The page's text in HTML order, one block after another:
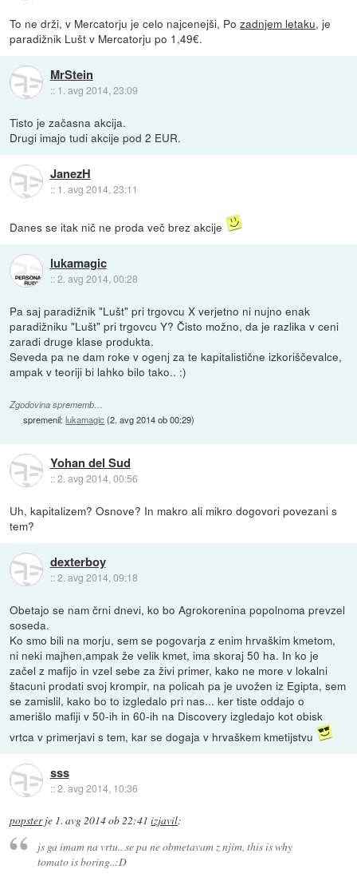
To ne drži, v Mercatorju je celo najcenejši, Pozadnjem letaku, je
paradižnik Lušt v Mercatorju po 1,49€.
MrStein
:: 1. avg 2014, 23:09
Tisto je začasna akcija.
Drugi imajo tudi akcije pod 2 EUR.
JanezH
:: 1. avg 2014, 23:11
Danes se itak nič ne proda več brez akcije
lukamagic
::2. avg 2014, 00:28
Pa saj paradižnik "Lušt" pri trgovcu X verjetno ni nujno enak
paradižniku "Lušt" pri trgovcu Y? Čisto možno, da je razlika v ceni
zaradi druge klase produkta.
Seveda pa ne dam roke v ogenj za te kapitalistične izkoriščevalce,
ampak v teoriji bi lahko bilo tako.. :)
Zgodovina sprememb…
spremenil:lukamagic (2. avg 2014 ob 00:29)
Yohan del Sud
::2. avg 2014, 00:56
Uh, kapitalizem? Osnove? In makro ali mikro dogovori povezani s
tem?
dexterboy
::2. avg 2014, 09:18
Obetajo se nam črni dnevi, ko bo Agrokorenina popolnoma prevzel
soseda.
Ko smo bili na morju, sem se pogovarja z enim hrvaškim kmetom,
ni neki majhen,ampak že velik kmet, ima skoraj 50 ha. In ko je
začel z mafijo in vzel sebe za živi primer, kako ne more v lokalni
štacuni prodati svoj krompir, na policah pa je uvožen iz Egipta, sem
se zamislil, kako bo to izgledalo pri nas... ker tiste oddajo o
amerišlo mafiji v 50-ih in 60-ih na Discovery izgledajo kot obisk
vrtca v primerjavi s tem, kar se dogaja v hrvaškem kmetijstvu
sss
::2. avg 2014, 10:36
popsterje 1. avg 2014 ob 22:41 izjavil:
js ga imam na vrtu.. se pa ne obmetavam z njim, this is why
tomato is boring..:D